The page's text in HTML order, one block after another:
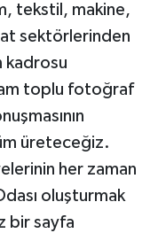
tekstil, makine,
sektörlerinden
kadrosu
toplu fotoğraf
üreteceğiz.
her zaman
oluşturmak
bir sayfa